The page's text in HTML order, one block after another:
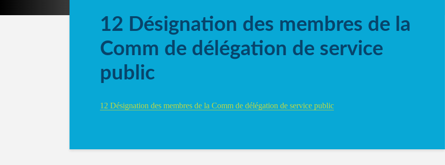
12 Désignation des membres de la
Comm de délégation de service
public
12 Désignation des membres de la Comm de délégation de service public